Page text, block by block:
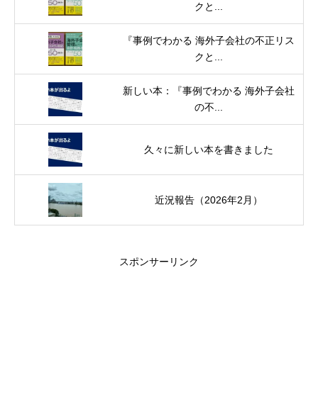
クと...
『事例でわかる 海外子会社の不正リス
クと...
新しい本：『事例でわかる 海外子会社
の不...
久々に新しい本を書きました
近況報告（2026年2月）
スポンサーリンク